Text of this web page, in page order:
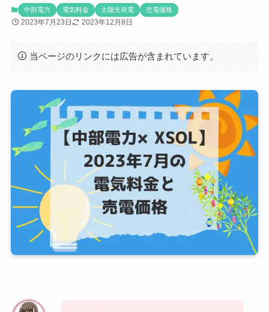
中部電力 電気料金 太陽光発電 売電価格
2023年7月23日 2023年12月8日
当ページのリンクには広告が含まれています。